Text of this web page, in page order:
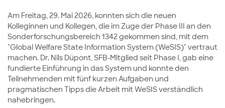
Am Freitag, 29. Mai 2026, konnten sich die neuen
Kolleginnen und Kollegen, die im Zuge der Phase III an den
Sonderforschungsbereich 1342 gekommen sind, mit dem
"Global Welfare State Information System (WeSIS)" vertraut
machen. Dr. Nils Düpont, SFB-Mitglied seit Phase I, gab eine
fundierte Einführung in das System und konnte den
Teilnehmenden mit fünf kurzen Aufgaben und
pragmatischen Tipps die Arbeit mit WeSIS verständlich
nahebringen.